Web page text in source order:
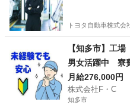
トヨタ自動車株式会
【知多市】工
男女活躍中 寮
月給276,000円
株式会社F・C
知多市